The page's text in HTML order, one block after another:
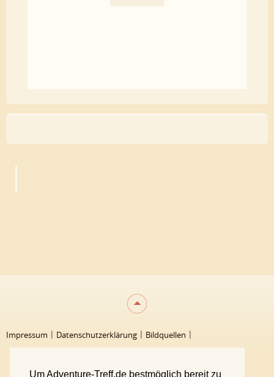
Um Adventure-Treff.de bestmöglich bereit zu
Impressum Datenschutzerklärung
Bildquellen